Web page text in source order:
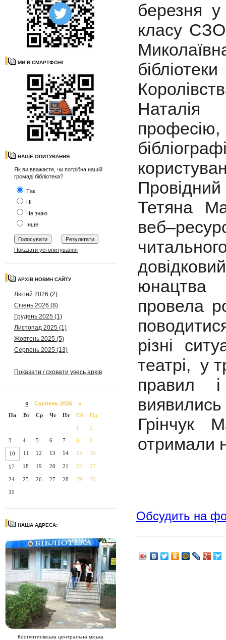
МИ В СМАРТФОНІ
НАШЕ ОПИТУВАННЯ
Як ви вважаєте, чи потрібна нашій
громаді бібліотека?
Так
Ні
Не знаю
Інше
Показати усі опитування
АРХІВ НОВИН САЙТУ
Лютий 2026 (2)
Січень 2026 (8)
Грудень 2025 (1)
Листопад 2025 (1)
Жовтень 2025 (5)
Серпень 2025 (13)
Показати / сховати увесь архів
«Серпень 2026 »
Пн
Вт Ср Чт Пт Сб Нд
1 2
3 4 5 6 7 8 9
10 11 12 13 14 15 16
17 18 19 20 21 22 23
24 25 26 27 28 29 30
31
НАША АДРЕСА:
Костянтинівська центральна міська
березня у
класу
Тетяна
юнацтва
провела
різні
театрі, у
правил
Грінчук
отримали
Обсудить на